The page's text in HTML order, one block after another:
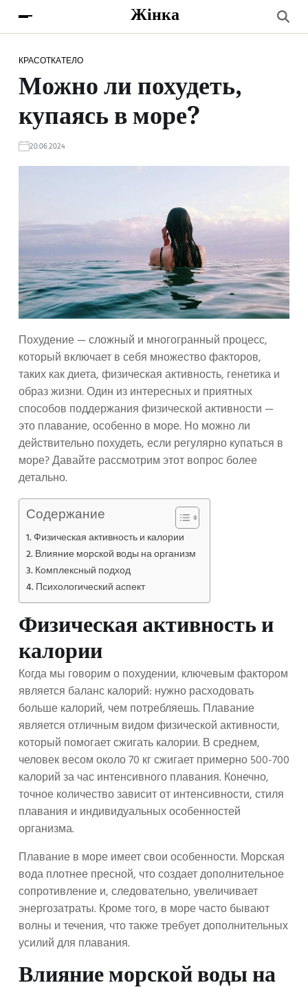
Жінка
КРАСОТКАТЕЛО
Можно ли похудеть,
купаясь в море?
20.06.2024
Похудение — сложный и многогранный процесс,
который включает в себя множество факторов,
таких как диета, физическая активность, генетика и
образ жизни. Один из интересных и приятных
способов поддержания физической активности —
это плавание, особенно в море. Но можно ли
действительно похудеть, если регулярно купаться в
море? Давайте рассмотрим этот вопрос более
детально.
Содержание
Физическая активность и калории
Влияние морской воды на организм
Комплексный подход
Психологический аспект
Физическая активность и
калории
Когда мы говорим о похудении, ключевым фактором
является баланс калорий: нужно расходовать
больше калорий, чем потребляешь. Плавание
является отличным видом физической активности,
который помогает сжигать калории. В среднем,
человек весом около 70 кг сжигает примерно 500-700
калорий за час интенсивного плавания. Конечно,
точное количество зависит от интенсивности, стиля
плавания и индивидуальных особенностей
организма.
Плавание в море имеет свои особенности. Морская
вода плотнее пресной, что создает дополнительное
сопротивление и, следовательно, увеличивает
энергозатраты. Кроме того, в море часто бывают
волны и течения, что также требует дополнительных
усилий для плавания.
Влияние морской воды на